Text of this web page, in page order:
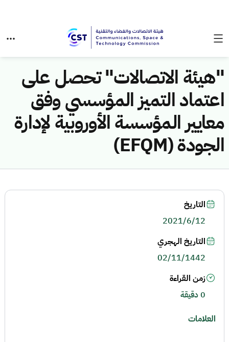
"هيئة الاتصالات" تحصل على
اعتماد التميز المؤسسي وفق
معايير المؤسسة الأوروبية لإدارة
الجودة (EFQM)
التاريخ
2021/6/12
التاريخ الهجري
02/11/1442
زمن القراءة
0 دقيقة
العلامات